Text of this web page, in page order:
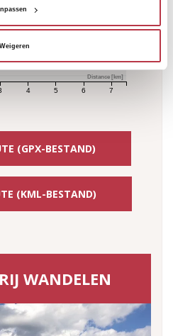
Weigeren
4 5 6 7
Distance [km]
(GPX-BESTAND)
(KML-BESTAND)
WANDELEN